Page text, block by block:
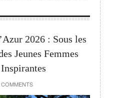
2026 : Sous les
Jeunes Femmes